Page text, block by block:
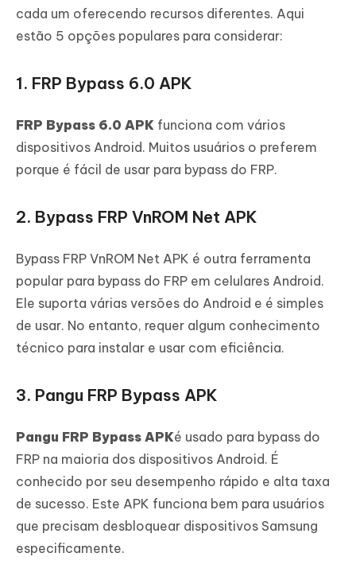
cada um oferecendo recursos diferentes. Aqui
estão 5 opções populares para considerar:
1. FRP Bypass 6.0 APK
FRP Bypass 6.0 APK funciona com vários
dispositivos Android. Muitos usuários o preferem
porque é fácil de usar para bypass do FRP.
2. Bypass FRP VnROM Net APK
Bypass FRP VnROM Net APK é outra ferramenta
popular para bypass do FRP em celulares Android.
Ele suporta várias versões do Android e é simples
de usar. No entanto, requer algum conhecimento
técnico para instalar e usar com eficiência.
3. Pangu FRP Bypass APK
Pangu FRP Bypass APKé usado para bypass do
FRP na maioria dos dispositivos Android. É
conhecido por seu desempenho rápido e alta taxa
de sucesso. Este APK funciona bem para usuários
que precisam desbloquear dispositivos Samsung
especificamente.